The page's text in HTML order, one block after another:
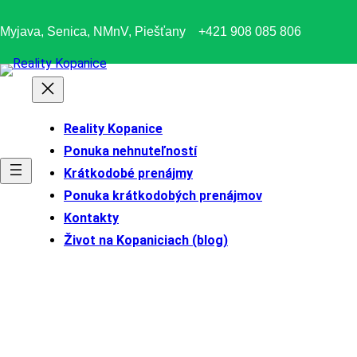
na
obsah
Myjava, Senica, NMnV, Piešťany +421 908 085 806
Reality Kopanice
Ponuka nehnuteľností
Krátkodobé prenájmy
Ponuka krátkodobých prenájmov
Kontakty
Život na Kopaniciach (blog)